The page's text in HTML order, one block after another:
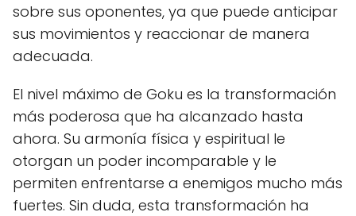
sobre sus oponentes, ya que puede anticipar
sus movimientos y reaccionar de manera
adecuada.
El nivel máximo de Goku es la transformación
más poderosa que ha alcanzado hasta
ahora. Su armonía física y espiritual le
otorgan un poder incomparable y le
permiten enfrentarse a enemigos mucho más
fuertes. Sin duda, esta transformación ha